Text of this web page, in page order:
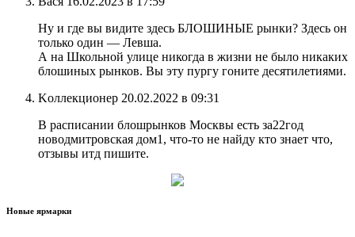
Ну и где вы видите здесь БЛОШИНЫЕ рынки? Здесь он
только один — Левша.
А на Школьной улице никогда в жизни не было никаких
блошиных рынков. Вы эту пургу гоните десятилетиями.
Koллекционер 20.02.2022 в 09:31
В расписании блошрынков Москвы есть за22год
новодмитровская дом1, что-то не найду кто знает что,
отзывы итд пишите.
Новые ярмарки